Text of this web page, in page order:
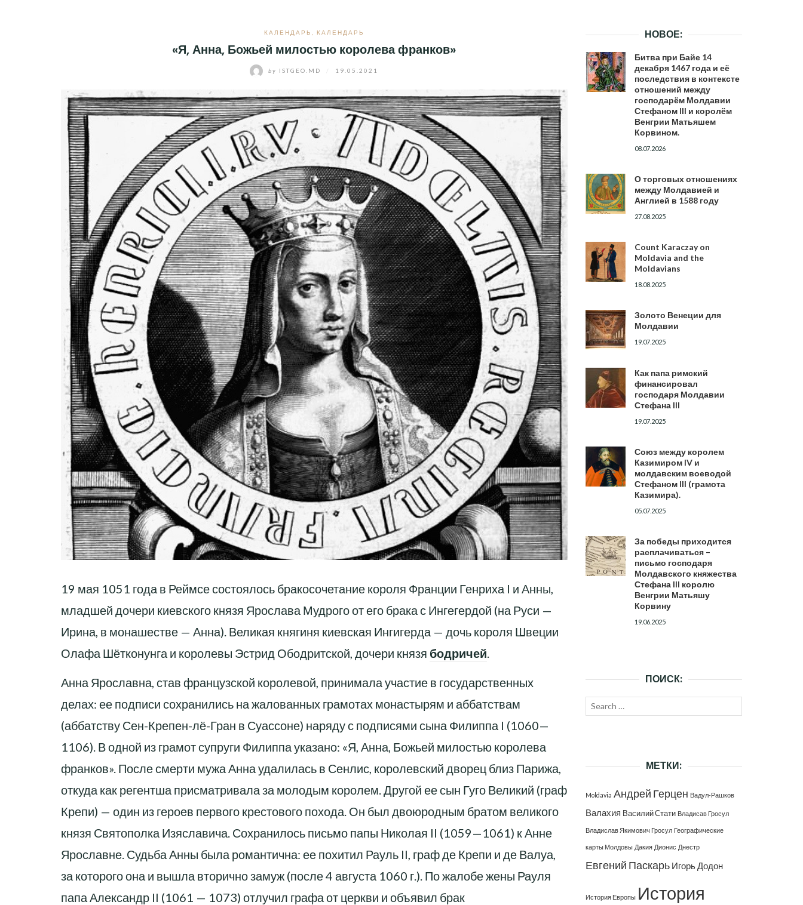
КАЛЕНДАРЬ КАЛЕНДАРЬ
«Я, Анна, Божьей милостью королева франков»
by ISTGEO.MD 19.05.2021
19 мая 1051 года в Реймсе состоялось бракосочетание короля Франции Генриха I и Анны,
младшей дочери киевского князя Ярослава Мудрого от его брака с Ингегердой (на Руси —
Ирина, в монашестве — Анна). Великая княгиня киевская Ингигерда — дочь короля Швеции
Олафа Шётконунга и королевы Эстрид Ободритской, дочери князя бодричей
Анна Ярославна, став французской королевой, принимала участие в государственных
делах: ее подписи сохранились на жалованных грамотах монастырям и аббатствам
(аббатству Сен-Крепен-лё-Гран в Суассоне) наряду с подписями сына Филиппа I (1060—
1106). В одной из грамот супруги Филиппа указано: «Я, Анна, Божьей милостью королева
франков». После смерти мужа Анна удалилась в Сенлис, королевский дворец близ Парижа,
откуда как регентша присматривала за молодым королем. Другой ее сын Гуго Великий (граф
Крепи) — один из героев первого крестового похода. Он был двоюродным братом великого
князя Святополка Изяславича. Сохранилось письмо папы Николая II (1059—1061) к Анне
Ярославне. Судьба Анны была романтична: ее похитил Рауль II, граф де Крепи и де Валуа,
за которого она и вышла вторично замуж (после 4 августа 1060 г.). По жалобе жены Рауля
папа Александр II (1061 — 1073) отлучил графа от церкви и объявил брак
НОВОЕ:
Битва при Байе 14
декабря 1467 года и её
последствия в контексте
отношений между
господарём Молдавии
Стефаном III и королём
Венгрии Матьяшем
Корвином.
08.07.2026
О торговых отношениях
между Молдавией и
Англией в 1588 году
27.08.2025
Count Karaczay on
Moldavia and the
Moldavians
18.08.2025
Золото Венеции для
Молдавии
19.07.2025
Как папа римский
финансировал
господаря Молдавии
Стефана III
19.07.2025
Союз между королем
Казимиром IV и
молдавским воеводой
Стефаном III (грамота
Казимира).
05.07.2025
За победы приходится
расплачиваться –
письмо господаря
Молдавского княжества
Стефана III королю
Венгрии Матьяшу
Корвину
19.06.2025
ПОИСК:
Search
МЕТКИ:
Moldavia Андрей Герцен Вадул-Рашков
Валахия Василий Стати Владисав Гросул
Владислав Якимович Гросул Географические
карты Молдовы Дакия Дионис Днестр
Евгений Паскарь Игорь Додон
История Европы История